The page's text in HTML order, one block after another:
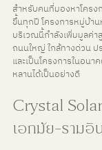
สำหรับคนที่มองหาโครง
ขึ้นทุกปี โครงการหมู่บ้า
บริเวณนี้กำลังเพิ่มมูลค่า
ถนนใหญ่ ใกล้ทางด่วน
และเป็นโครงการในอน
หลานได้เป็นอย่างดี
Crystal
เอกมัย-รามอิ